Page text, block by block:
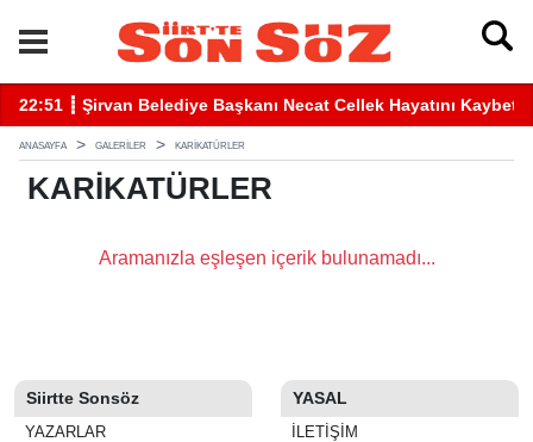
22:51 ┋ Şirvan Belediye Başkanı Necat Cellek Hayatını Kaybetti
ANASAYFA GALERİLER KARIKATÜRLER
KARIKATÜRLER
Aramanızla eşleşen içerik bulunamadı...
Siirtte Sonsöz
YAZARLAR
YASAL
İLETIŞIM